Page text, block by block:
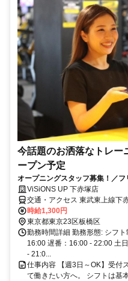
今話題のお洒落なトレー
ープン予定
オープニングスタッフ募集！／フ
ViSiONS UP 下赤塚店
交通・アクセス 東武東上線下
副都心線地下鉄赤塚駅徒歩2分
時給1,300円
東京都東京23区板橋区
勤務時間詳細 勤務形態: シフ
16:00 遅番：16:00 - 22:00 土
- 21:0...
仕事内容 【週3日～OK】受付
て働きたい方へ。 シフトは基